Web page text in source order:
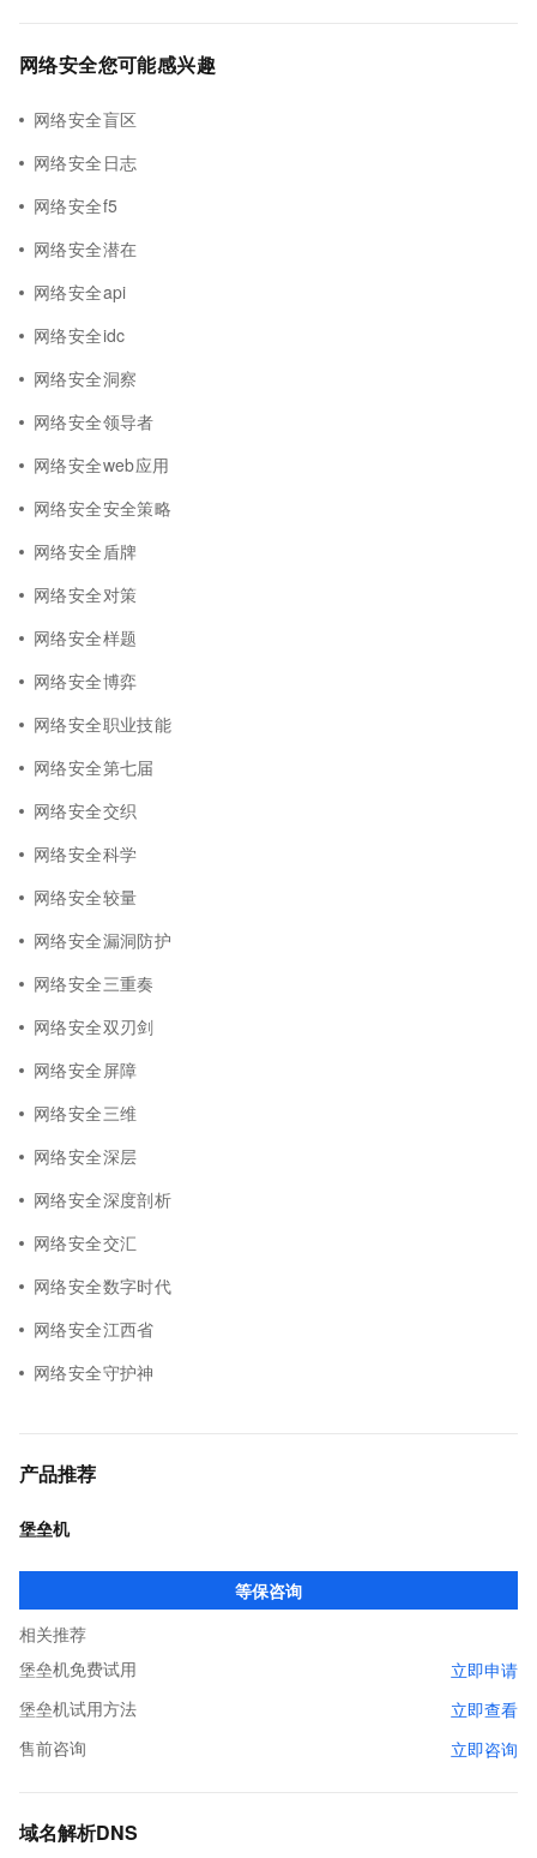
网络安全您可能感兴趣
网络安全盲区
网络安全日志
网络安全f5
网络安全潜在
网络安全api
网络安全idc
网络安全洞察
网络安全领导者
网络安全web应用
网络安全安全策略
网络安全盾牌
网络安全对策
网络安全样题
网络安全博弈
网络安全职业技能
网络安全第七届
网络安全交织
网络安全科学
网络安全较量
网络安全漏洞防护
网络安全三重奏
网络安全双刃剑
网络安全屏障
网络安全三维
网络安全深层
网络安全深度剖析
网络安全交汇
网络安全数字时代
网络安全江西省
网络安全守护神
产品推荐
堡垒机
等保咨询
相关推荐
堡垒机免费试用
立即申请
堡垒机试用方法
立即查看
售前咨询
立即咨询
域名解析DNS